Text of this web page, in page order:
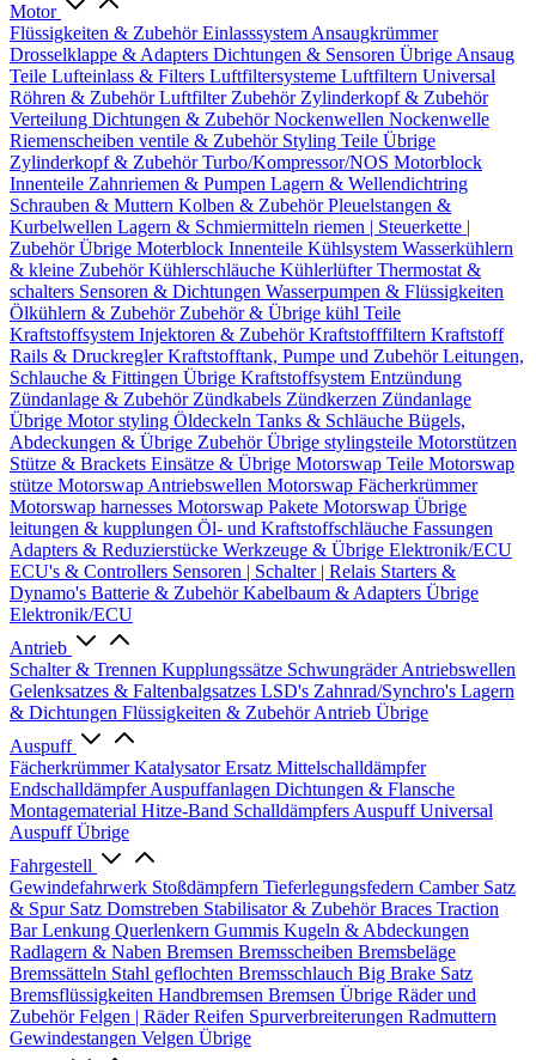
Motor
Flüssigkeiten & ZubehörEinlasssystem Ansaugkrümmer
Drosselklappe & Adapters Dichtungen & Sensoren Übrige Ansaug
Teile Lufteinlass & Filters Luftfiltersysteme Luftfiltern Universal
Röhren & ZubehörLuftfilter Zubehör Zylinderkopf & Zubehör
Verteilung Dichtungen & ZubehörNockenwellen Nockenwelle
Riemenscheiben ventile & Zubehör Styling Teile Übrige
Zylinderkopf & ZubehörTurbo/Kompressor/NOS Motorblock
Innenteile Zahnriemen & Pumpen Lagern & Wellendichtring
Schrauben & Muttern Kolben & ZubehörPleuelstangen &
Kurbelwellen Lagern & Schmiermitteln riemen | Steuerkette |
ZubehörÜbrige Moterblock Innenteile Kühlsystem Wasserkühlern
& kleine ZubehörKühlerschläuche KühlerlüfterThermostat &
schalters Sensoren & Dichtungen Wasserpumpen & Flüssigkeiten
Ölkühlern & Zubehör Zubehör & Übrige kühl Teile
Kraftstoffsystem Injektoren & ZubehörKraftstofffiltern Kraftstoff
Rails & DruckreglerKraftstofftank, Pumpe und ZubehörLeitungen,
Schlauche & Fittingen Übrige Kraftstoffsystem Entzündung
Zündanlage & Zubehör Zündkabels Zündkerzen Zündanlage
Übrige Motor styling Öldeckeln Tanks & Schläuche Bügels,
Abdeckungen & Übrige ZubehörÜbrige stylingsteile Motorstützen
Stütze & Brackets Einsätze & Übrige Motorswap Teile Motorswap
stütze Motorswap Antriebswellen Motorswap Fächerkrümmer
Motorswap harnesses Motorswap Pakete Motorswap Übrige
leitungen & kupplungen Öl- und Kraftstoffschläuche Fassungen
Adapters & Reduzierstücke Werkzeuge & Übrige Elektronik/ECU
ECU's & Controllers Sensoren | Schalter | Relais Starters &
Dynamo's Batterie & ZubehörKabelbaum & Adapters Übrige
Elektronik/ECU
Antrieb
Schalter & Trennen Kupplungssätze SchwungräderAntriebswellen
Gelenksatzes & Faltenbalgsatzes LSD's Zahnrad/Synchro's Lagern
& Dichtungen Flüssigkeiten & ZubehörAntrieb Übrige
Auspuff
FächerkrümmerKatalysator Ersatz Mittelschalldämpfer
EndschalldämpferAuspuffanlagen Dichtungen & Flansche
Montagematerial Hitze-Band Schalldämpfers Auspuff Universal
Auspuff Übrige
Fahrgestell
Gewindefahrwerk Stoßdämpfern Tieferlegungsfedern Camber Satz
& Spur Satz Domstreben Stabilisator & ZubehörBraces Traction
BarLenkung Querlenkern Gummis Kugeln & Abdeckungen
Radlagern & Naben Bremsen Bremsscheiben Bremsbeläge
Bremssätteln Stahl geflochten Bremsschlauch Big Brake Satz
Bremsflüssigkeiten Handbremsen Bremsen Übrige Räder und
ZubehörFelgen | RäderReifen Spurverbreiterungen Radmuttern
Gewindestangen Velgen Übrige